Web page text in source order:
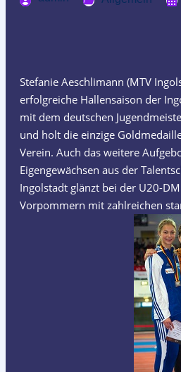
Stefanie Aeschlimann (MTV
erfolgreiche Hallensaison der
mit dem deutschen
und holt die einzige
Verein. Auch das weitere
Eigengewächsen aus der
Ingolstadt glänzt bei der U20-
Vorpommern mit zahlreichen